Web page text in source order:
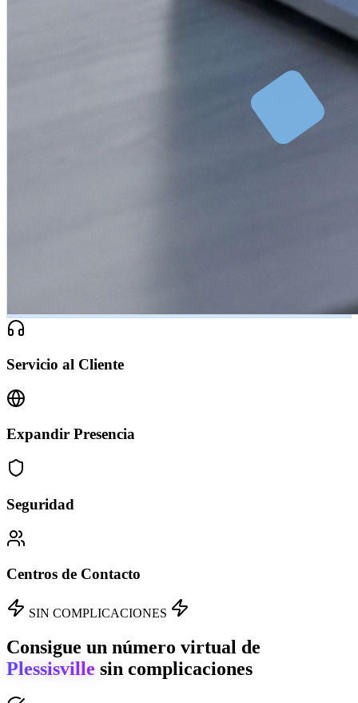
Servicio al Cliente
Expandir Presencia
Seguridad
Centros de Contacto
SIN COMPLICACIONES
Consigue un número virtual de
Plessisville sin complicaciones